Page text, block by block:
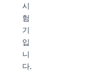
시
험
기
입
니
다.